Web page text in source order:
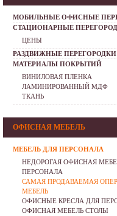
МОБИЛЬНЫЕ ОФИСНЫЕ
СТАЦИОНАРНЫЕ
ЦЕНЫ
РАЗДВИЖНЫЕ ПЕРЕГОРОДКИ
МАТЕРИАЛЫ ПОКРЫТИЙ
ВИНИЛОВАЯ ПЛЕНКА
ЛАМИНИРОВАННЫЙ МДФ
ТКАНЬ
ОФИСНАЯ МЕБЕЛЬ
МЕБЕЛЬ ДЛЯ ПЕРСОНАЛА
НЕДОРОГАЯ ОФИСНАЯ
ПЕРСОНАЛА
САМАЯ ПРОДАВАЕМАЯ
МЕБЕЛЬ
ОФИСНЫЕ КРЕСЛА ДЛЯ
ОФИСНАЯ МЕБЕЛЬ СТОЛЫ